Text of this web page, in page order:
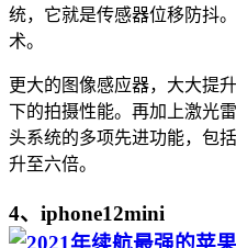
统，它就是传感器位移防抖
术。
更大的图像感应器，大大提
下的拍摄性能。再加上激光
头系统的多项先进功能，包
升至六倍。
4、iphone12mini